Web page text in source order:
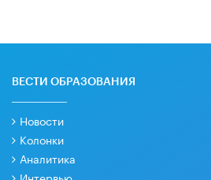
ВЕСТИ ОБРАЗОВАНИЯ
Новости
Колонки
Аналитика